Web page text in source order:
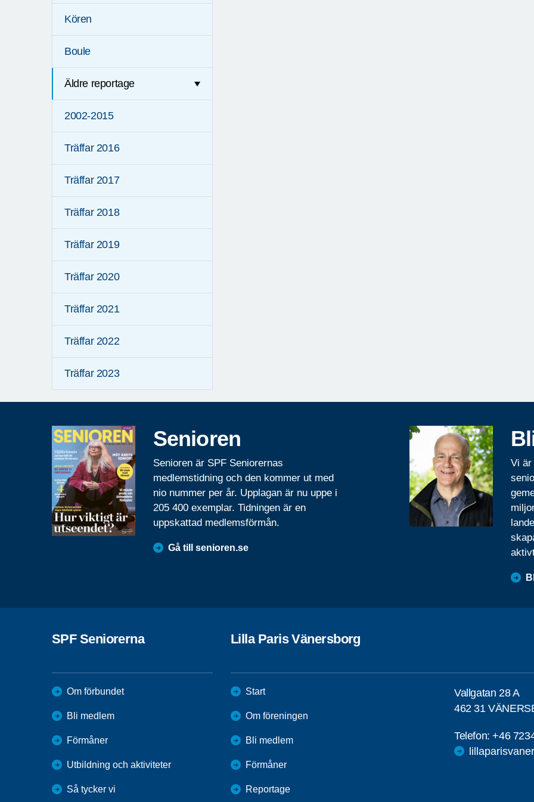
Kören
Boule
Äldre reportage
2002-2015
Träffar 2016
Träffar 2017
Träffar 2018
Träffar 2019
Träffar 2020
Träffar 2021
Träffar 2022
Träffar 2023
Senioren
Senioren är SPF Seniorernas
medlemstidning och den kommer ut med
nio nummer per år. Upplagan är nu uppe i
205 400 exemplar. Tidningen är en
uppskattad medlemsförmån.
Gå till senioren.se
Vi är
SPF Seniorerna
Om förbundet
Bli medlem
Förmåner
Utbildning och aktiviteter
Så tycker vi
Lilla Paris Vänersborg
Start
Om föreningen
Bli medlem
Förmåner
Reportage
Vallgatan 28 A
462 31
Telefon:+46